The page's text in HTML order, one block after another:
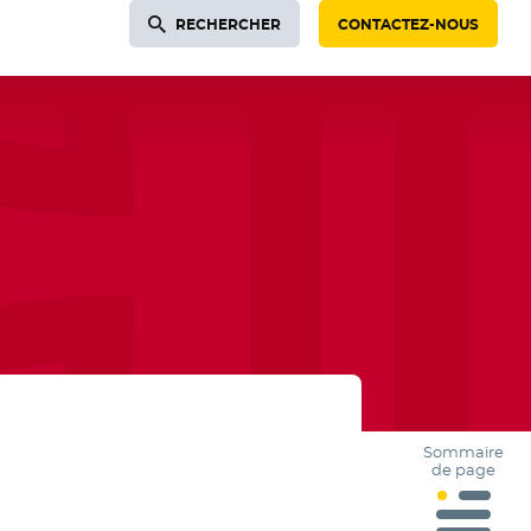
RECHERCHER CONTACTEZ-NOUS
Sommaire
de page